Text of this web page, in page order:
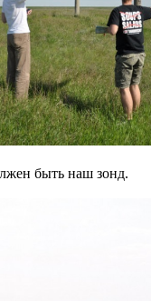
быть наш зонд.